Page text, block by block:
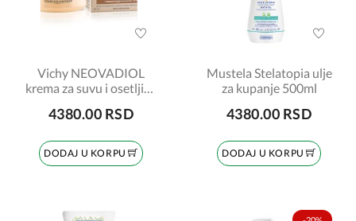
Vichy NEOVADIOL
krema za suvu i osetljivu
4380.00 RSD
DODAJ U KORPU
Mustela Stelatopia ulje
za kupanje 500ml
4380.00 RSD
DODAJ U KORPU